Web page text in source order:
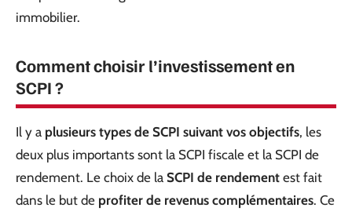
immobilier.
Comment choisir l’investissement en
SCPI ?
Il y a plusieurs types de SCPI suivant vos objectifs, les
deux plus importants sont la SCPI fiscale et la SCPI de
rendement. Le choix de la SCPI de rendement est fait
dans le but de profiter de revenus complémentaires. Ce